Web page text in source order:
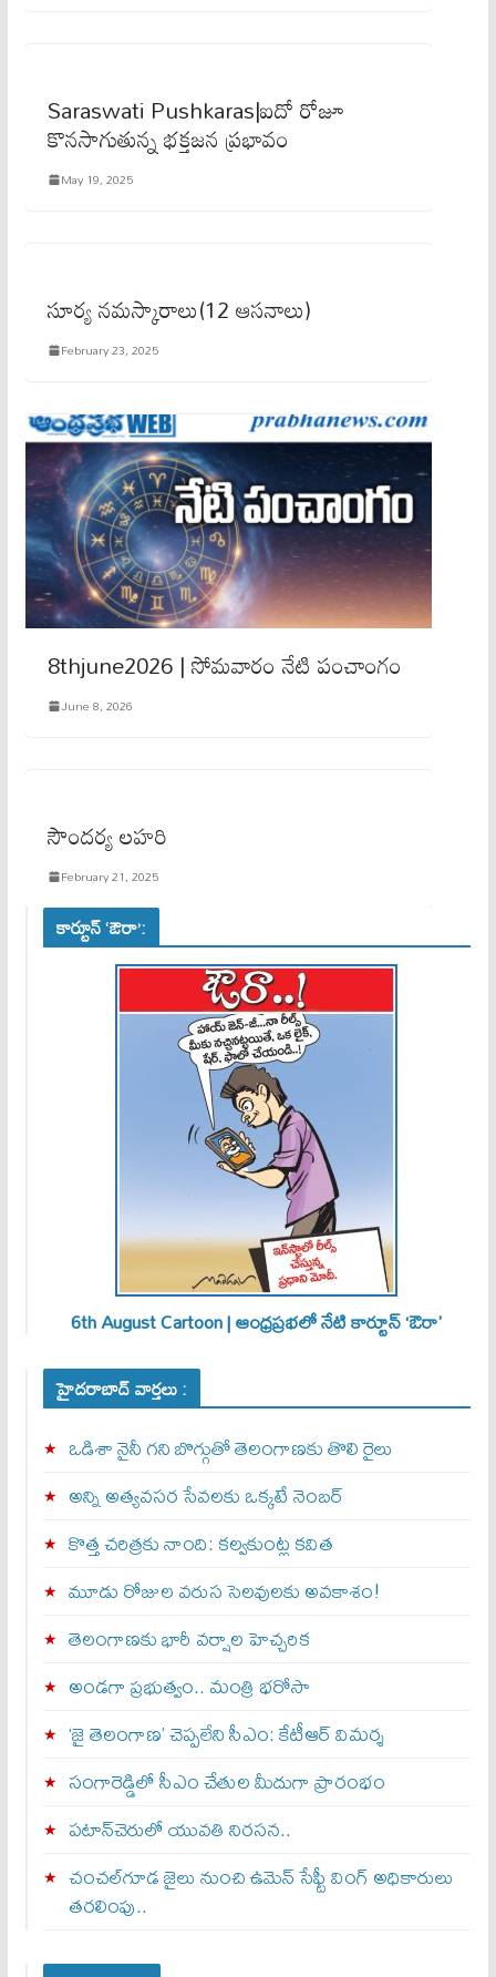
Saraswati Pushkaras|ఐదో రోజూ
కొనసాగుతున్న భక్తజన ప్రభావం
May 19, 2025
సూర్య నమస్కారాలు(12 ఆసనాలు)
February 23, 2025
8thjune2026 | సోమవారం నేటి పంచాంగం
June 8, 2026
సౌందర్య లహరి
February 21, 2025
కార్టూన్ ‘ఔరా’:
6th August Cartoon | ఆంధ్రప్రభలో నేటి కార్టూన్ ‘ఔరా’
హైదరాబాద్ వార్తలు :
ఒడిశా నైనీ గని బొగ్గుతో తెలంగాణకు తొలి రైలు
అన్ని అత్యవసర సేవలకు ఒక్క‌టే నెంబ‌ర్‌
కొత్త చరిత్రకు నాంది: క‌ల్వ‌కుంట్ల కవిత
మూడు రోజుల వరుస సెలవులకు అవకాశం!
తెలంగాణకు భారీ వర్షాల హెచ్చరిక
అండగా ప్రభుత్వం.. మంత్రి భరోసా
‘జై తెలంగాణ’ చెప్పలేని సీఎం: కేటీఆర్ విమర్శ
సంగారెడ్డిలో సీఎం చేతుల మీదుగా ప్రారంభం
పటాన్‌చెరులో యువతి నిరసన..
చంచల్‌గూడ జైలు నుంచి ఉమెన్ సేఫ్టీ వింగ్ అధికారులు
తరలింపు..